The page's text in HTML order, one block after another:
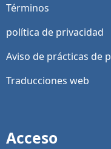
Términos
política de privacidad
Aviso de prácticas de
Traducciones web
Acceso